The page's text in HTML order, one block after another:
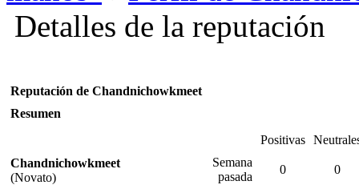
Detalles de la reputación
Reputación de Chandnichowkmeet
Resumen
Chandnichowkmeet
(Novato)
Positivas
Semana
pasada
0 0